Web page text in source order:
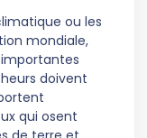
ou les
mondiale,
doivent
qui osent